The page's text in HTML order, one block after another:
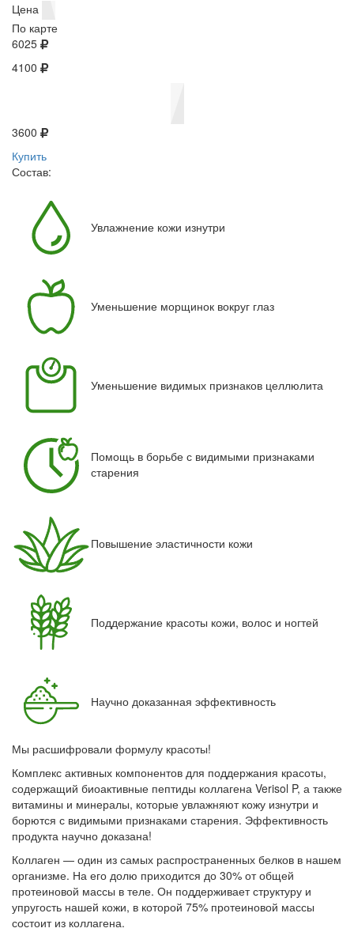
Цена
По карте
6025
4100
3600
Купить
Состав:
Увлажнение кожи изнутри
Уменьшение морщинок вокруг глаз
Уменьшение видимых признаков целлюлита
Помощь в борьбе с видимыми признаками
старения
Повышение эластичности кожи
Поддержание красоты кожи, волос и ногтей
Научно доказанная эффективность
Мы расшифровали формулу красоты!
Комплекс активных компонентов для поддержания красоты,
содержащий биоактивные пептиды коллагена Verisol P, а также
витамины и минералы, которые увлажняют кожу изнутри и
борются с видимыми признаками старения. Эффективность
продукта научно доказана!
Коллаген — один из самых распространенных белков в нашем
организме. На его долю приходится до 30% от общей
протеиновой массы в теле. Он поддерживает структуру и
упругость нашей кожи, в которой 75% протеиновой массы
состоит из коллагена.